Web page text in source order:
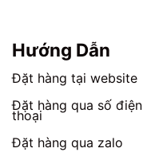
Hướng Dẫn
Đặt hàng tại website
Đặt hàng qua số điện
thoại
Đặt hàng qua zalo